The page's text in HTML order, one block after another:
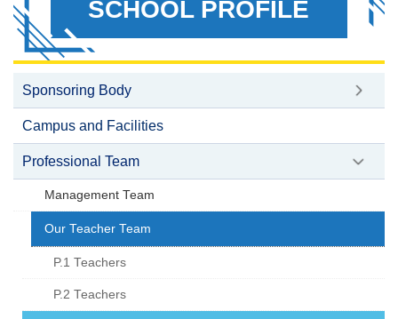
SCHOOL PROFILE
Sponsoring Body
Campus and Facilities
Professional Team
Management Team
Our Teacher Team
P.1 Teachers
P.2 Teachers